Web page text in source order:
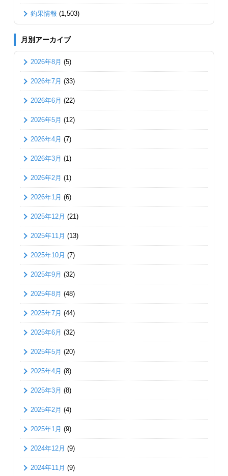
釣果情報 (1,503)
月別アーカイブ
2026年8月 (5)
2026年7月 (33)
2026年6月 (22)
2026年5月 (12)
2026年4月 (7)
2026年3月 (1)
2026年2月 (1)
2026年1月 (6)
2025年12月 (21)
2025年11月 (13)
2025年10月 (7)
2025年9月 (32)
2025年8月 (48)
2025年7月 (44)
2025年6月 (32)
2025年5月 (20)
2025年4月 (8)
2025年3月 (8)
2025年2月 (4)
2025年1月 (9)
2024年12月 (9)
2024年11月 (9)